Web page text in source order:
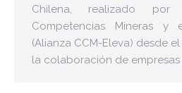
Chilena, realizado
Competencias Mineras y
(Alianza CCM-Eleva) desde
la colaboración de